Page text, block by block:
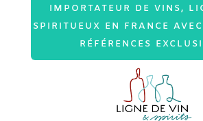
IMPORTATEUR DE VINS,
SPIRITUEUX EN FRANCE
RÉFÉRENCES